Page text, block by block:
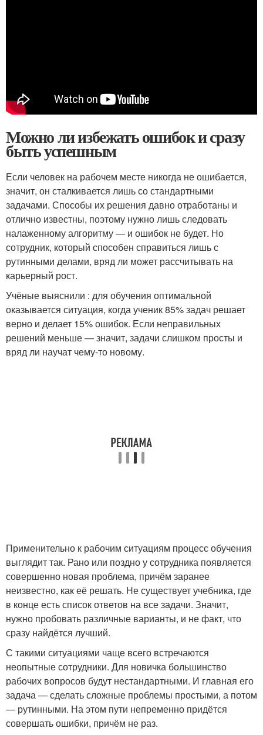
Можно ли избежать ошибок и сразу
быть успешным
Если человек на рабочем месте никогда не ошибается,
значит, он сталкивается лишь со стандартными
задачами. Способы их решения давно отработаны и
отлично известны, поэтому нужно лишь следовать
налаженному алгоритму — и ошибок не будет. Но
сотрудник, который способен справиться лишь с
рутинными делами, вряд ли может рассчитывать на
карьерный рост.
Учёные выяснили : для обучения оптимальной
оказывается ситуация, когда ученик 85% задач решает
верно и делает 15% ошибок. Если неправильных
решений меньше — значит, задачи слишком просты и
вряд ли научат чему‑то новому.
Применительно к рабочим ситуациям процесс обучения
выглядит так. Рано или поздно у сотрудника появляется
совершенно новая проблема, причём заранее
неизвестно, как её решать. Не существует учебника, где
в конце есть список ответов на все задачи. Значит,
нужно пробовать различные варианты, и не факт, что
сразу найдётся лучший.
С такими ситуациями чаще всего встречаются
неопытные сотрудники. Для новичка большинство
рабочих вопросов будут нестандартными. И главная его
задача — сделать сложные проблемы простыми, а потом
— рутинными. На этом пути непременно придётся
совершать ошибки, причём не раз.